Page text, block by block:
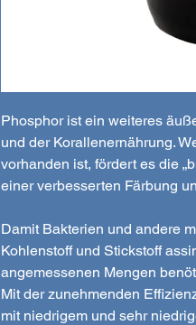
Phosphor ist ein weiteres
und der Korallenernährung.
vorhanden ist, fördert es die
einer verbesserten Färbung
Damit Bakterien und andere
Kohlenstoff und Stickstoff
angemessenen Mengen
​Mit der zunehmenden
mit niedrigem und sehr